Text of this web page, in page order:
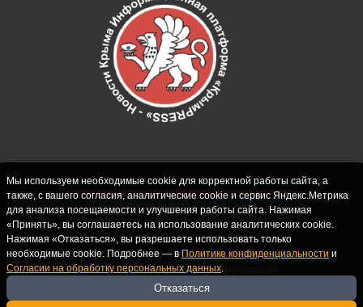
СИ "Новости Крыма - КрымPRESS".
Свидетельство о регистрации СМИ ЭЛ № ФС
77-62916 выдано Федеральной службой по
надзору в сфере связи, информационных
технологий и массовых коммуникаций
(Роскомнадзор) 10.09.2015. Учредитель и
главный редактор: Крутских С.М. Почта:
Мы используем необходимые cookie для корректной работы сайта, а
также, с вашего согласия, аналитические cookie и сервис Яндекс.Метрика
для анализа посещаемости и улучшения работы сайта. Нажимая
«Принять», вы соглашаетесь на использование аналитических cookie.
Нажимая «Отказаться», вы разрешаете использовать только
необходимые cookie. Подробнее — в Политике конфиденциальности и
Согласии на обработку персональных данных.
Отказаться